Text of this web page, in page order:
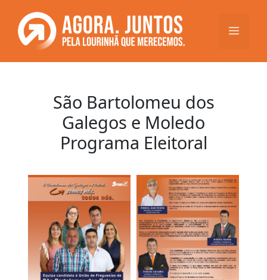
para
conteúdo
Menu
São Bartolomeu dos
Galegos e Moledo
Programa Eleitoral